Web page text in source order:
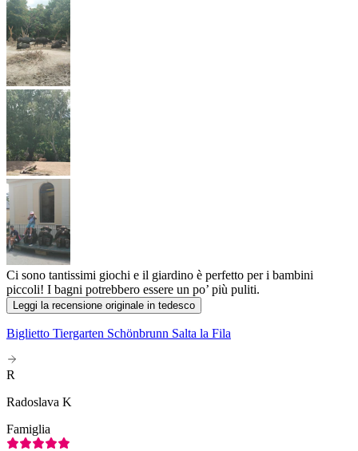
Ci sono tantissimi giochi e il giardino è perfetto per i bambini
piccoli! I bagni potrebbero essere un po’ più puliti.
Leggi la recensione originale in tedesco
Biglietto Tiergarten Schönbrunn Salta la Fila
R
Radoslava K
Famiglia